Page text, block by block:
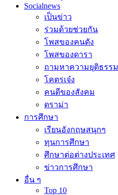
Socialnews
เป็นข่าว
ร่วมด้วยช่วยกัน
โพสของคนดัง
โพสของดารา
ถามหาความยุติธรรม
โคตรเจ๋ง
คนดีของสังคม
ดราม่า
การศึกษา
เรียนอังกฤษสนุกๆ
ทุนการศึกษา
ศึกษาต่อต่างประเทศ
ข่าวการศึกษา
อื่น ๆ
Top 10